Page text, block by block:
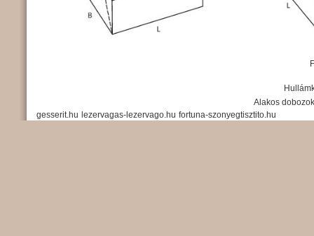
Alakos dobozok
gesserit.hu lezervagas-lezervago.hu fortuna-szonyegtisztito.hu